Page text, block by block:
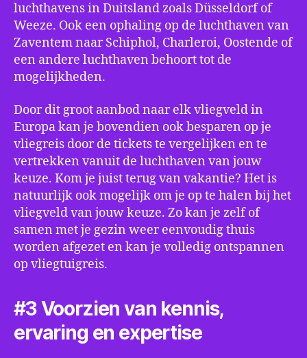
luchthavens in Duitsland zoals Düsseldorf of
Weeze. Ook een ophaling op de luchthaven van
Zaventem naar Schiphol, Charleroi, Oostende of
een andere luchthaven behoort tot de
mogelijkheden.
Door dit groot aanbod naar elk vliegveld in
Europa kan je bovendien ook besparen op je
vliegreis door de tickets te vergelijken en te
vertrekken vanuit de luchthaven van jouw
keuze. Kom je juist terug van vakantie? Het is
natuurlijk ook mogelijk om je op te halen bij het
vliegveld van jouw keuze. Zo kan je zelf of
samen met je gezin weer eenvoudig thuis
worden afgezet en kan je volledig ontspannen
op vliegtuigreis.
#3 Voorzien van kennis,
ervaring en expertise